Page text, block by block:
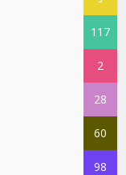
117
2
28
60
98